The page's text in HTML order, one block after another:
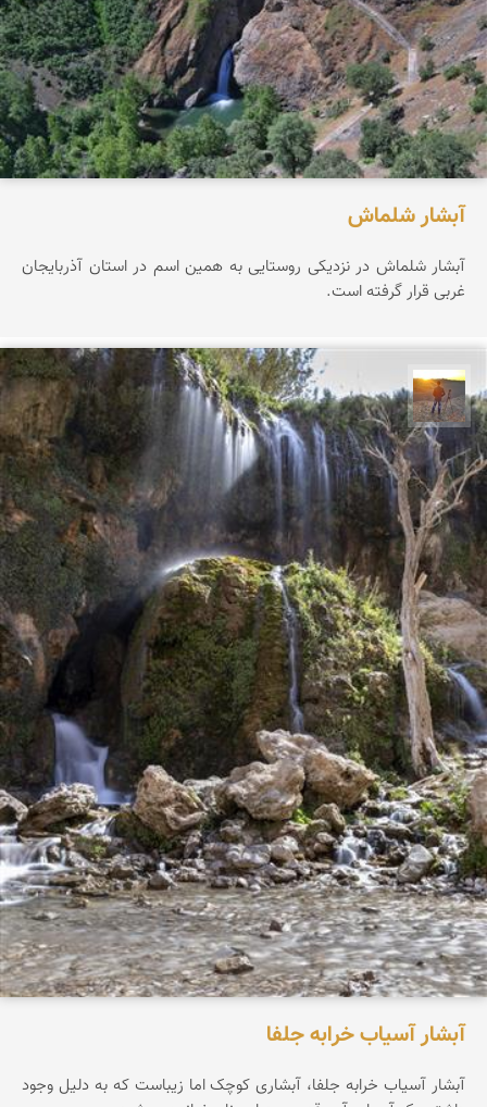
آبشار شلماش
آبشار شلماش در نزدیکی روستایی به همین اسم در استان آذربایجان
غربی قرار گرفته است.
مهدی مخلصیان
آبشار آسیاب خرابه جلفا
آبشار آسیاب خرابه جلفا، آبشاری کوچک اما زیباست که به دلیل وجود